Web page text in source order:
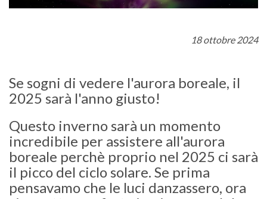
18 ottobre 2024
Se sogni di vedere l'aurora boreale, il
2025 sarà l'anno giusto!
Questo inverno sarà un momento
incredibile per assistere all'aurora
boreale perchè proprio nel 2025 ci sarà
il picco del ciclo solare. Se prima
pensavamo che le luci danzassero, ora